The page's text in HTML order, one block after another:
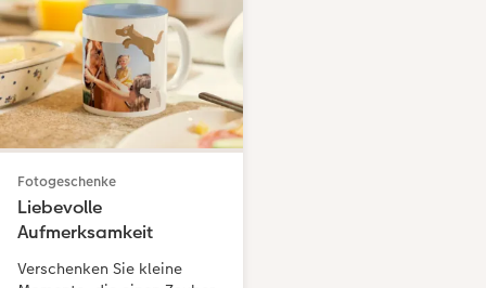
Fotogeschenke
Liebevolle
Aufmerksamkeit
Verschenken Sie kleine